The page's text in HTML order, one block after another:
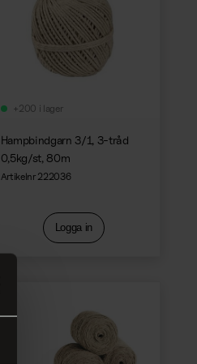
+200 i lager
Hampbindgarn 3/1, 3-tråd
0,5kg/st, 80m
Artikelnr 222036
Logga in